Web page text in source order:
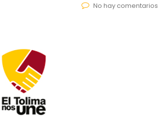
No hay comentarios